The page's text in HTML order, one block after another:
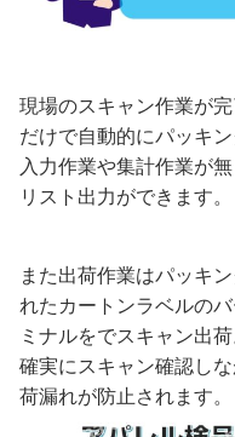
現場のスキャン作業が
だけで自動的にパッキ
入力作業や集計作業が
リスト出力ができます。
また出荷作業はパッキ
れたカートンラベルの
ミナルをでスキャン出
確実にスキャン確認し
荷漏れが防止されます。